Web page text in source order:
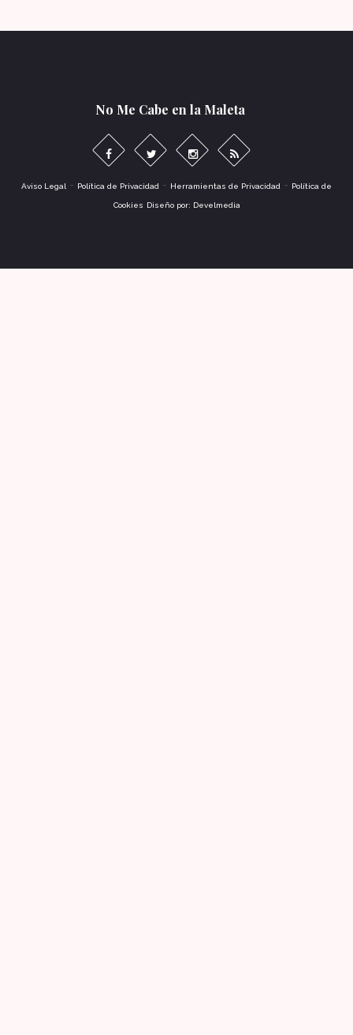
No Me Cabe en la Maleta
Aviso Legal - Política de Privacidad - Herramientas de Privacidad - Política de
Cookies Diseño por: Develmedia